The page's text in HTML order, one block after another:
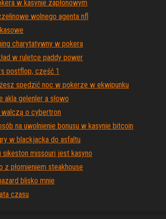
w kasynie zapłonowym
wolnego agenta nfl
charytatywny w pokera
w ruletce paddy power
postflop, część 1
spędzić noc w pokerze w ekwipunku
akla gelenler a słowo
o cybertron
na uwolnienie bonusu w kasynie bitcoin
w blackjacka do asfaltu
sikeston missouri jest kasyno
z płomieniem steakhouse
blisko mnie
czasu